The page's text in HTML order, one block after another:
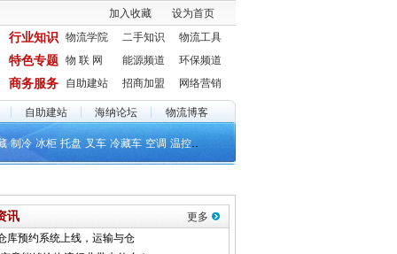
加入收藏 设为首页
行业知识 物流学院 二手知识 物流工具
特色专题 物 联 网 能源频道 环保频道
商务服务 自助建站 招商加盟 网络营销
自助建站 海纳论坛 物流博客
制冷 冰柜 托盘 叉车 冷藏车 空调 温控
讯 更多